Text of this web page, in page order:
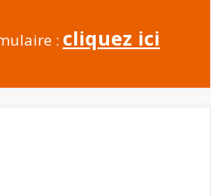
: cliquez ici